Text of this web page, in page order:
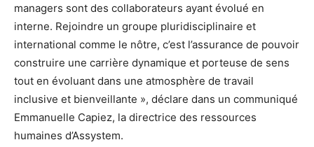
managers sont des collaborateurs ayant évolué en
interne. Rejoindre un groupe pluridisciplinaire et
international comme le nôtre, c’est l’assurance de pouvoir
construire une carrière dynamique et porteuse de sens
tout en évoluant dans une atmosphère de travail
inclusive et bienveillante », déclare dans un communiqué
Emmanuelle Capiez, la directrice des ressources
humaines d’Assystem.